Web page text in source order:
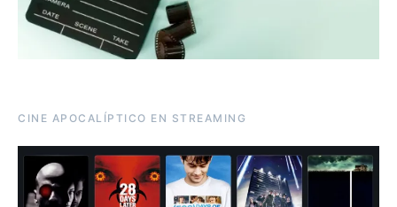
CINE APOCALÍPTICO EN STREAMING